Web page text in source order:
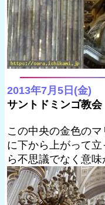
2013年7月5日(金)
サントドミンゴ教会
この中央の金色の
に下から上がって
ら不思議でなく意味